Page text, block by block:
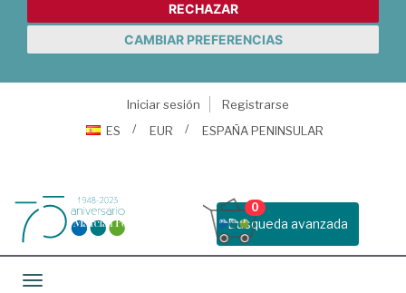
RECHAZAR
CAMBIAR PREFERENCIAS
Iniciar sesión
Registrarse
ES
EUR ESPAÑA PENINSULAR
Busqueda avanzada
0
Toggle navigation